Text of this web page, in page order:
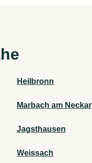
Heilbronn
Marbach am Neckar
Jagsthausen
Weissach